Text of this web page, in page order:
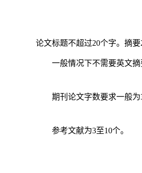
论文标题不超过20个字。摘要
一般情况下不需要英文摘
期刊论文字数要求一般为
参考文献为3至10个。